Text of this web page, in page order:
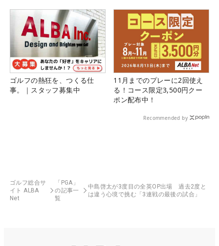
ゴルフの熱狂を、つくる仕
事。｜スタッフ募集中
11月までのプレーに2回使え
る！コース限定3,500円クー
ポン配布中！
Recommended by
ゴルフ総合サ
イト ALBA
Net
「PGA」
の記事一
覧
中島啓太が3度目の全英OP出場 過去2度と
は違う心境で挑む「3連戦の最後の試合」